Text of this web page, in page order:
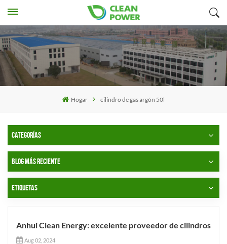
Hogar cilindro de gas argón 50l
CATEGORÍAS
BLOG MÁS RECIENTE
ETIQUETAS
Anhui Clean Energy: excelente proveedor de cilindros
Aug 02, 2024